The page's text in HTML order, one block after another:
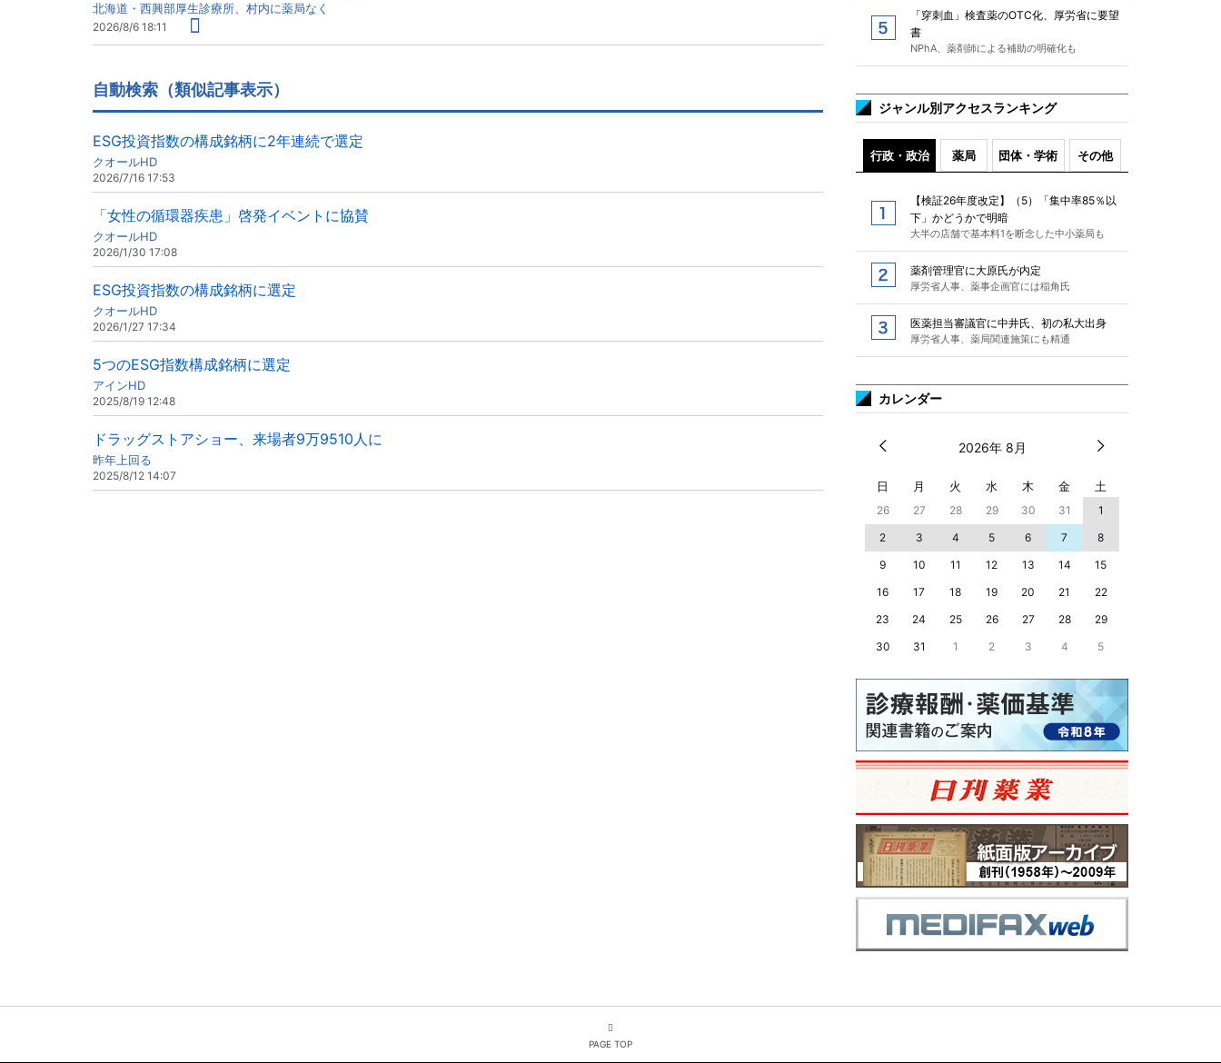
北海道・西興部厚生診療所、村内に薬局なく
2026/8/6 18:11
自動検索（類似記事表示）
ESG投資指数の構成銘柄に2年連続で選定
クオールHD
2026/7/16 17:53
「女性の循環器疾患」啓発イベントに協賛
クオールHD
2026/1/30 17:08
ESG投資指数の構成銘柄に選定
クオールHD
2026/1/27 17:34
5つのESG指数構成銘柄に選定
アインHD
2025/8/19 12:48
ドラッグストアショー、来場者9万9510人に
昨年上回る
2025/8/12 14:07
「穿刺血」検査薬のOTC化、厚労省に要望
書
NPhA、薬剤師による補助の明確化も
ジャンル別アクセスランキング
行政・政治 薬局 団体・学術 その他
【検証26年度改定】（5）「集中率85％以
下」かどうかで明暗
大半の店舗で基本料1を断念した中小薬局も
薬剤管理官に大原氏が内定
厚労省人事、薬事企画官には稲角氏
医薬担当審議官に中井氏、初の私大出身
厚労省人事、薬局関連施策にも精通
カレンダー
2026年 8月
日 月 火 水 木 金 土
26 27 28 29 30 31
1
2
3 4 5 6 7
8
9
10 11 12 13 14
15
16
17 18 19 20 21
22
23
24 25 26 27 28
29
30
31 1 2 3 4 5
PAGE TOP